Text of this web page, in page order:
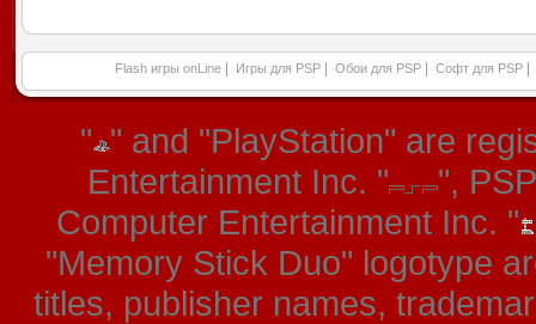
Flash игры onLine Игры для PSP Обои для PSP Софт для PSP
" " and "PlayStation" are
Entertainment Inc. "
",
Computer Entertainment Inc. "
"Memory Stick Duo" logotype
titles, publisher names,